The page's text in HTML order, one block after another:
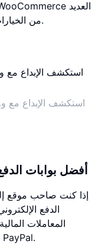
من الخيارات، لذا يُمكنك اختيار الأنسب لمتجرك.
استكشف الإبداع مع
أفضل بوابات
إذا كنت صاحب موقع
الدفع
المعاملات
الإلكترونية المستخدمة هي Stripe و PayPal.